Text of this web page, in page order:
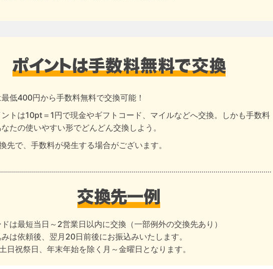
低400円から手数料無料で交換可能！
トは10pt＝1円で現金やギフトコード、マイルなどへ交換。しかも手数料
たの使いやすい形でどんどん交換しよう。
先で、手数料が発生する場合がございます。
は最短当日～2営業日以内に交換（一部例外の交換先あり）
は依頼後、翌月20日前後にお振込みいたします。
日祝祭日、年末年始を除く月～金曜日となります。